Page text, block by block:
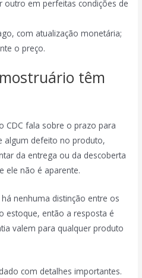
outro em perfeitas condições de
com atualização monetária;
o preço.
têm
CDC fala sobre o prazo para
algum defeito no produto,
da entrega ou da descoberta
ele não é aparente.
nenhuma distinção entre os
estoque, então a resposta é
valem para qualquer produto
com detalhes importantes.